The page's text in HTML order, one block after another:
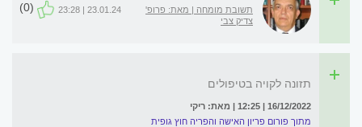
תשובת מומחה | מאת: פרופ'
צדיק צבי
23.01.24 | 23:28
(0)
תזונה לקויה בטיפולים
16/12/2022 | 12:25 | מאת: ריקי
מתוך פורום פריון האישה והפריה חוץ גופית